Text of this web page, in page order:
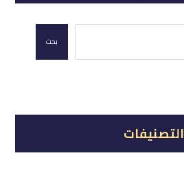
بحث
التصنيفات